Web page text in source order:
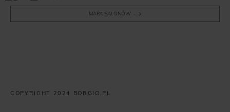
MAPA SALONÓW
COPYRIGHT 2024 BORGIO.PL